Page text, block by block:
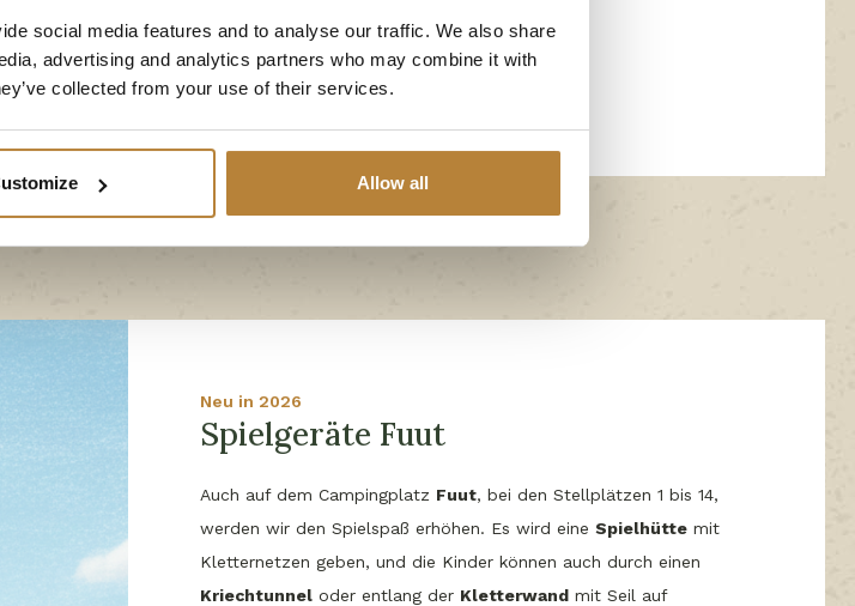
social media features and to analyse our traffic. We also share
advertising and analytics partners who may combine it with
collected from your use of their services.
Allow all
Angebote 2026
Neu in 2026
Spielgeräte Fuut
Auch auf dem Campingplatz Fuut, bei den Stellplätzen 1 bis 14,
werden wir den Spielspaß erhöhen. Es wird eine Spielhüttemit
Kletternetzen geben, und die Kinder können auch durch einen
Kriechtunneloder entlang der Kletterwandmit Seil auf